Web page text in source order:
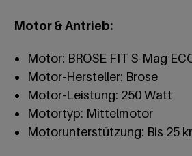
Motor & Antrieb:
Motor: BROSE FIT S-Mag
Motor-Hersteller: Brose
Motor-Leistung: 250 Watt
Motortyp: Mittelmotor
Motorunterstützung: Bis 25